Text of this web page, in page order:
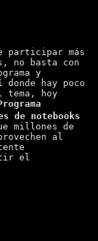
participar más
no basta con
y
hay poco
tema, hoy
de notebooks
millones de
al
el